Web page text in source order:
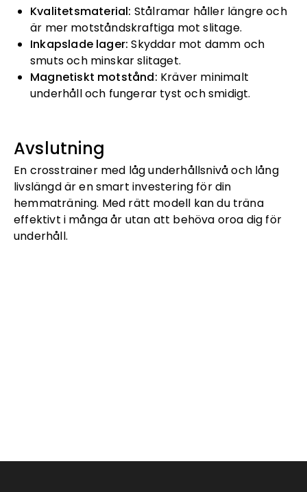
Kvalitetsmaterial: Stålramar håller längre och
är mer motståndskraftiga mot slitage.
Inkapslade lager: Skyddar mot damm och
smuts och minskar slitaget.
Magnetiskt motstånd: Kräver minimalt
underhåll och fungerar tyst och smidigt.
Avslutning
En crosstrainer med låg underhållsnivå och lång
livslängd är en smart investering för din
hemmaträning. Med rätt modell kan du träna
effektivt i många år utan att behöva oroa dig för
underhåll.